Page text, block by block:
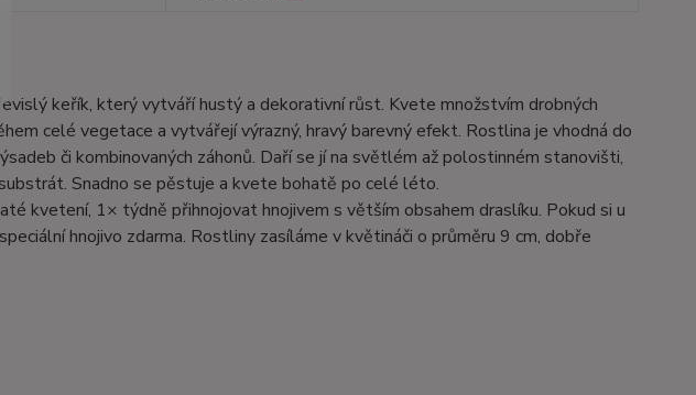
keřík, který vytváří hustý a dekorativní růst. Kvete množstvím drobných
celé vegetace a vytvářejí výrazný, hravý barevný efekt. Rostlina je vhodná do
či kombinovaných záhonů. Daří se jí na světlém až polostinném stanovišti,
Snadno se pěstuje a kvete bohatě po celé léto.
kvetení, 1× týdně přihnojovat hnojivem s větším obsahem draslíku. Pokud si u
hnojivo zdarma. Rostliny zasíláme v květináči o průměru 9 cm, dobře